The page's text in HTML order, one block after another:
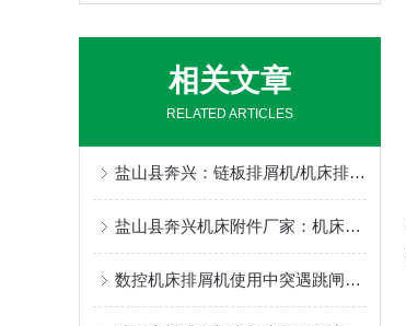
相关文章
RELATED ARTICLES
盐山县奔兴：链板排屑机/机床排屑机/磁性排屑机/刮板排屑机/链板式排屑机/链式排屑机全品类非标定制，一站式机床排屑解决方案
盐山县奔兴机床附件厂家：机床排屑机/链板排屑机/磁性排屑机/刮板排屑机非标定制一站式供应
数控机床排屑机使用中突遇跳闸故障应如何处理